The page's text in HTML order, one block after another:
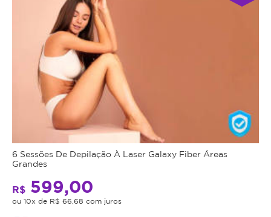
6 Sessões De Depilação À Laser Galaxy Fiber Áreas
Grandes
R$ 599,00
ou 10x de R$ 66,68 com juros